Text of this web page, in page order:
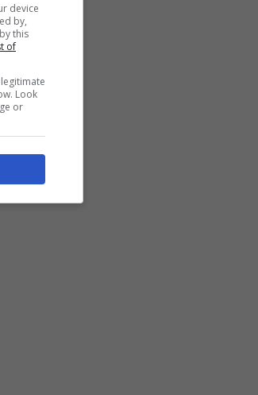
device
by,
this
of
Look
or